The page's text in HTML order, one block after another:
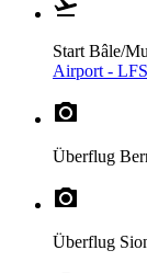
Start Bâle/
Airport -
Überflug
Überflug